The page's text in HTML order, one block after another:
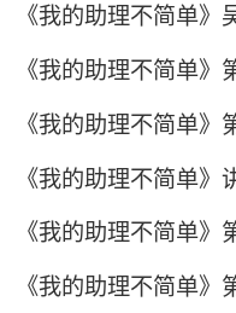
《我的助理不简单》
《我的助理不简单
《我的助理不简单
《我的助理不简单》
《我的助理不简单
《我的助理不简单》